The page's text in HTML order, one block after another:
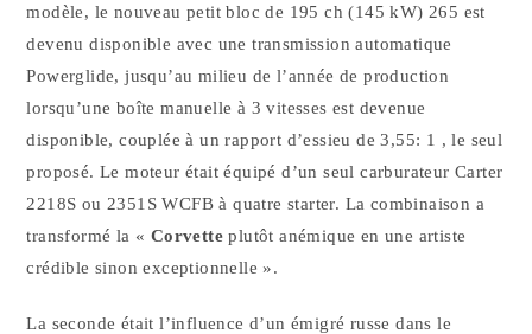
modèle, le nouveau petit bloc de 195 ch (145 kW) 265 est
devenu disponible avec une transmission automatique
Powerglide, jusqu’au milieu de l’année de production
lorsqu’une boîte manuelle à 3 vitesses est devenue
disponible, couplée à un rapport d’essieu de 3,55: 1 , le seul
proposé. Le moteur était équipé d’un seul carburateur Carter
2218S ou 2351S WCFB à quatre starter. La combinaison a
transformé la « Corvette plutôt anémique en une artiste
crédible sinon exceptionnelle ».
La seconde était l’influence d’un émigré russe dans le